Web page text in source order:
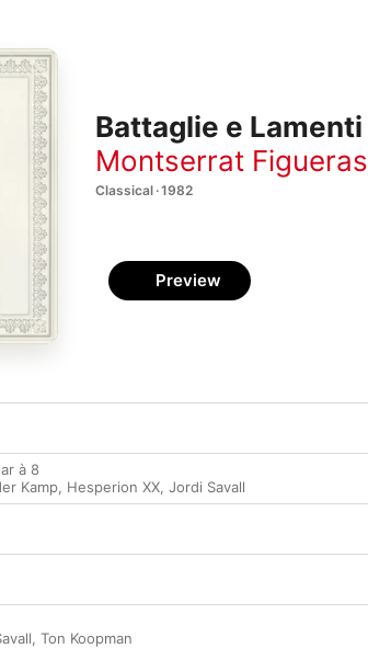
Battaglie e Lamenti
Montserrat Figueras
Classical · 1982
Preview
à 8
Kamp, Hesperion XX, Jordi Savall
, Ton Koopman